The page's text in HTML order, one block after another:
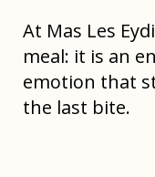
At Mas Les
meal: it is an
emotion that
the last bite.